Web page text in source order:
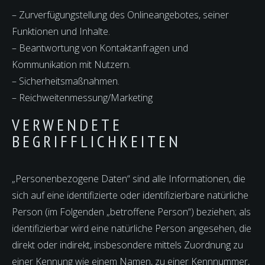
– Zurverfügungstellung des Onlineangebotes, seiner
Funktionen und Inhalte.
– Beantwortung von Kontaktanfragen und
Kommunikation mit Nutzern.
– Sicherheitsmaßnahmen.
– Reichweitenmessung/Marketing
VERWENDETE
BEGRIFFLICHKEITEN
„Personenbezogene Daten“ sind alle Informationen, die
sich auf eine identifizierte oder identifizierbare natürliche
Person (im Folgenden „betroffene Person“) beziehen; als
identifizierbar wird eine natürliche Person angesehen, die
direkt oder indirekt, insbesondere mittels Zuordnung zu
einer Kennung wie einem Namen, zu einer Kennnummer,